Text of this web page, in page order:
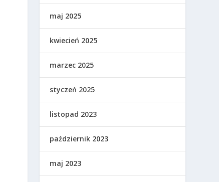
maj 2025
kwiecień 2025
marzec 2025
styczeń 2025
listopad 2023
październik 2023
maj 2023